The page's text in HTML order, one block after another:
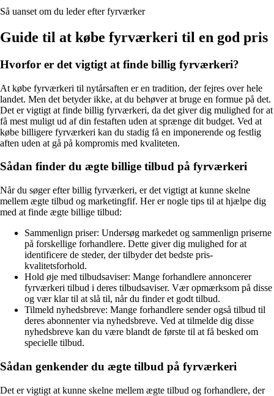
Så uanset om du leder efter fyrværker
Guide til at købe fyrværkeri til en god pris
Hvorfor er det vigtigt at finde billig fyrværkeri?
At købe fyrværkeri til nytårsaften er en tradition, der fejres over hele
landet. Men det betyder ikke, at du behøver at bruge en formue på det.
Det er vigtigt at finde billig fyrværkeri, da det giver dig mulighed for at
få mest muligt ud af din festaften uden at sprænge dit budget. Ved at
købe billigere fyrværkeri kan du stadig få en imponerende og festlig
aften uden at gå på kompromis med kvaliteten.
Sådan finder du ægte billige tilbud på fyrværkeri
Når du søger efter billig fyrværkeri, er det vigtigt at kunne skelne
mellem ægte tilbud og marketingfif. Her er nogle tips til at hjælpe dig
med at finde ægte billige tilbud:
Sammenlign priser: Undersøg markedet og sammenlign priserne
på forskellige forhandlere. Dette giver dig mulighed for at
identificere de steder, der tilbyder det bedste pris-
kvalitetsforhold.
Hold øje med tilbudsaviser: Mange forhandlere annoncerer
fyrværkeri tilbud i deres tilbudsaviser. Vær opmærksom på disse
og vær klar til at slå til, når du finder et godt tilbud.
Tilmeld nyhedsbreve: Mange forhandlere sender også tilbud til
deres abonnenter via nyhedsbreve. Ved at tilmelde dig disse
nyhedsbreve kan du være blandt de første til at få besked om
specielle tilbud.
Sådan genkender du ægte tilbud på fyrværkeri
Det er vigtigt at kunne skelne mellem ægte tilbud og forhandlere, der